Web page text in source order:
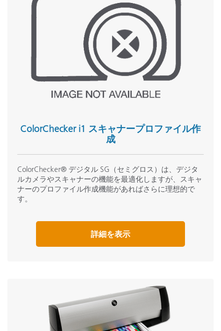
ColorChecker i1 スキャナープロファイル作
成
ColorChecker® デジタル SG（セミグロス）は、デジタ
ルカメラやスキャナーの機能を最適化しますが、スキャ
ナーのプロファイル作成機能があればさらに理想的で
す。
詳細を表示